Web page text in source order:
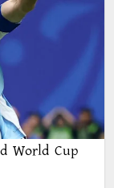
World Cup